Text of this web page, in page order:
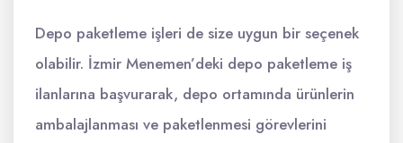
Depo paketleme işleri de size uygun bir seçenek
olabilir. İzmir Menemen’deki depo paketleme iş
ilanlarına başvurarak, depo ortamında ürünlerin
ambalajlanması ve paketlenmesi görevlerini